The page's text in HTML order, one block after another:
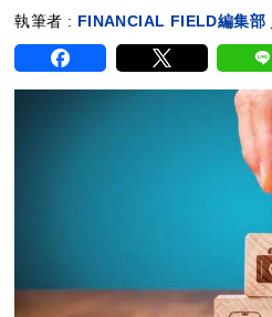
執筆者 : FINANCIAL FIELD編集部